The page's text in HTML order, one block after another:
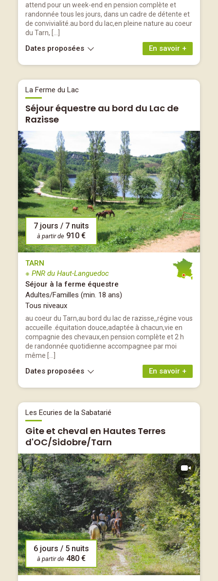
attend pour un week-end en pension complète et
randonnée tous les jours, dans un cadre de détente et
de convivialité.au bord du lac,en pleine nature au coeur
du Tarn, […]
En savoir +
Dates proposées
La Ferme du Lac
Séjour équestre au bord du Lac de
Razisse
7 jours / 7 nuits
à partir de 910 €
TARN
※ PNR du Haut-Languedoc
Séjour à la ferme équestre
Adultes/Familles (min. 18 ans)
Tous niveaux
au coeur du Tarn,au bord du lac de razisse,,régine vous
accueille .équitation douce,adaptée à chacun,vie en
compagnie des chevaux,en pension complète et 2 h
de randonnée quotidienne accompagnee par moi
même […]
En savoir +
Dates proposées
Les Ecuries de la Sabatarié
Gite et cheval en Hautes Terres
d'OC/Sidobre/Tarn
6 jours / 5 nuits
à partir de 480 €